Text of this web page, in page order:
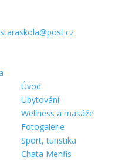
staraskola@post.cz
Úvod
Ubytování
Wellness a masáže
Fotogalerie
Sport, turistika
Chata Menfis